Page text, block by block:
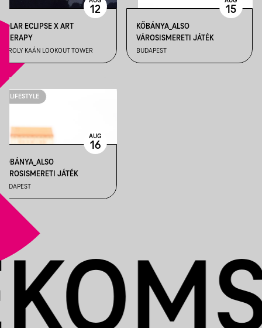
SOLAR ECLIPSE X ART
THERAPY
KÁROLY KAÁN LOOKOUT TOWER
12
KŐBÁNYA_ALSO
VÁROSISMERETI JÁTÉK
BUDAPEST
15
LIFESTYLE
KŐBÁNYA_ALSO
VÁROSISMERETI JÁTÉK
BUDAPEST
AUG
16